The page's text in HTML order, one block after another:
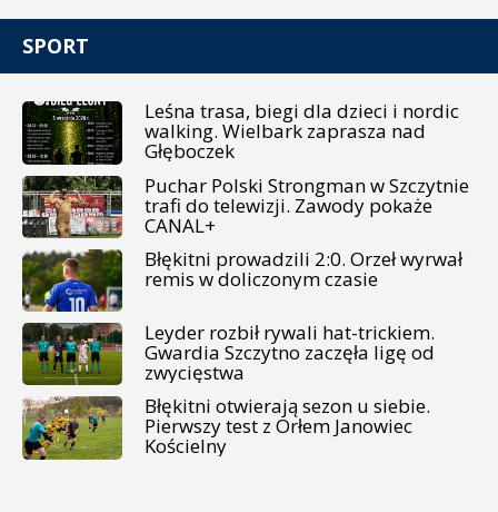
SPORT
Leśna trasa, biegi dla dzieci i nordic
walking. Wielbark zaprasza nad
Głęboczek
Puchar Polski Strongman w Szczytnie
trafi do telewizji. Zawody pokaże
CANAL+
Błękitni prowadzili 2:0. Orzeł wyrwał
remis w doliczonym czasie
Leyder rozbił rywali hat-trickiem.
Gwardia Szczytno zaczęła ligę od
zwycięstwa
Błękitni otwierają sezon u siebie.
Pierwszy test z Orłem Janowiec
Kościelny